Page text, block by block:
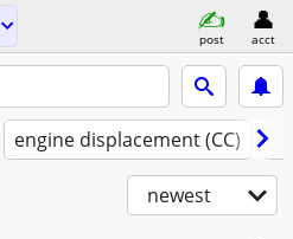
post acct
engine displacement (CC)
newest